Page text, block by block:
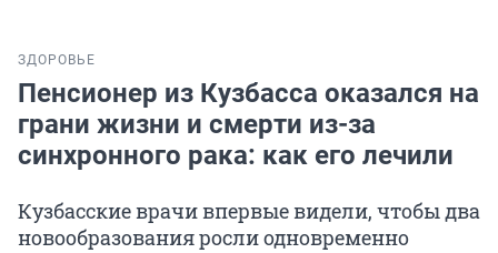
ЗДОРОВЬЕ
Пенсионер из Кузбасса оказался на
грани жизни и смерти из-за
синхронного рака: как его лечили
Кузбасские врачи впервые видели, чтобы два
новообразования росли одновременно